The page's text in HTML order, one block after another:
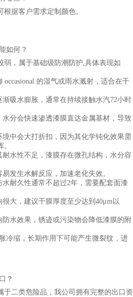
根据客户需求定制颜色。
如何？
弱，属于基础级防潮防护,具体表现如
的湿气或雨水溅射，适合在干
吸水膨胀，通常在持续接触水汽72小时
分会快速渗透漆膜直达金属基材，导致
中会大打折扣，因为其化学钝化效果需
水性不足，漆膜存在微孔结构，水分容
发生水解反应，加速老化失效。
耐久性通常不超过2年，需要配套面漆
大，建议干膜厚度至少达到40μm以
水效果，锈迹或污染物会降低漆膜的附
冷缩，长期作用下可能产生微裂纹，进
？
于二类危险品，我公司拥有完整的出口资